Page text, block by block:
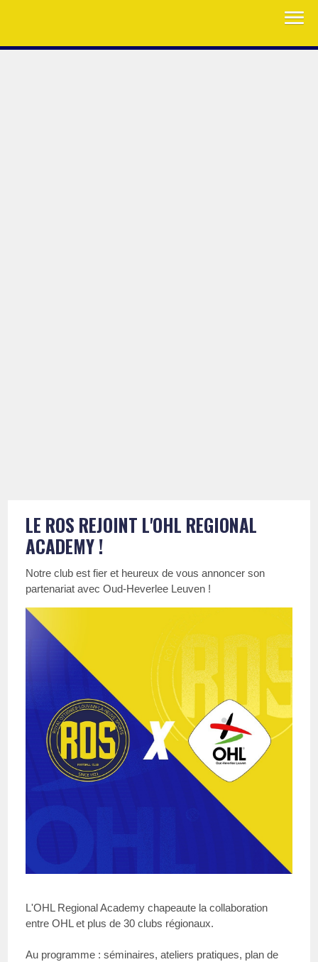
LE ROS REJOINT L'OHL REGIONAL
ACADEMY !
Notre club est fier et heureux de vous annoncer son
partenariat avec Oud-Heverlee Leuven !
L'OHL Regional Academy chapeaute la collaboration
entre OHL et plus de 30 clubs régionaux.
Au programme : séminaires, ateliers pratiques, plan de